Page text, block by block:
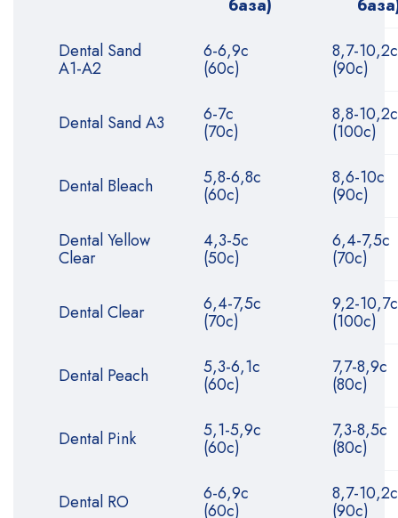
база)
Dental Sand
A1-A2
6-6,9с
(60с)
8,7-10,2с
(90с)
Dental Sand A3 6-7с
(70с)
8,8-10,2с
(100с)
Dental Bleach 5,8-6,8с
(60с)
8,6-10с
(90с)
Dental Yellow
Clear
4,3-5с
(50с)
6,4-7,5с
(70с)
Dental Clear 6,4-7,5с
(70с)
9,2-10,7с
(100с)
Dental Peach 5,3-6,1с
(60с)
7,7-8,9с
(80с)
Dental Pink 5,1-5,9с
(60с)
7,3-8,5с
(80с)
Dental RO 6-6,9с
(60с)
8,7-10,2с
(90с)